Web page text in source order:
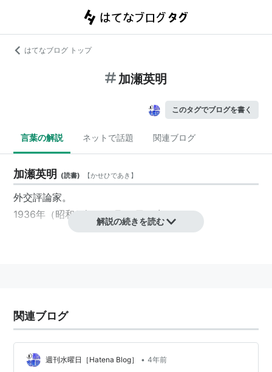
はてなブログ トップ
加瀬英明
このタグでブログを書く
言葉の解説 ネットで話題 関連ブログ
加瀬英明 (読書) 【かせひであき 】
外交評論家。
1936年（昭和11年）12月22日、生まれ。
解説の続きを読む
関連ブログ
週刊水曜日［Hatena Blog］ • 4年前